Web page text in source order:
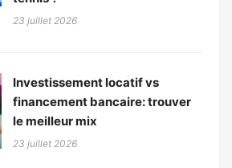
23 juillet 2026
Investissement locatif vs
financement bancaire: trouver
le meilleur mix
23 juillet 2026